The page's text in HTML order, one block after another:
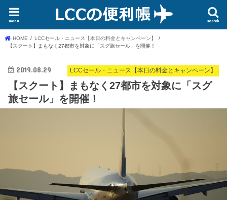
search
menu
HOME
LCCセール・ニュース【本日の料金とキャンペーン】
【スクート】まもなく27都市を対象に「スグ旅セール」を開催！
LCCセール・ニュース【本日の料金とキャンペーン】
2019.08.29
【スクート】まもなく27都市を対象に「スグ
旅セール」を開催！